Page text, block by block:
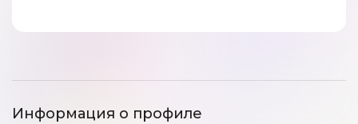
Информация о профиле